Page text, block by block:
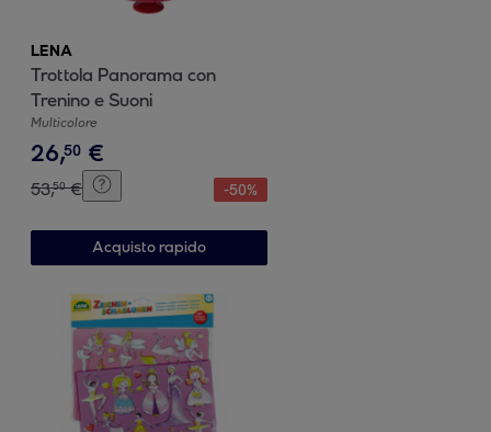
LENA
Trottola Panorama con
Trenino e Suoni
Multicolore
26,50 €
53,50 € -50%
Acquisto rapido